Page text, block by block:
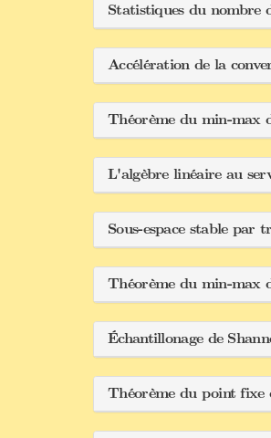
Statistiques du nombre
Accélération de la
Théorème du min-max
L'algèbre linéaire au
Sous-espace stable par
Théorème du min-max
Échantillonage de
Théorème du point fixe